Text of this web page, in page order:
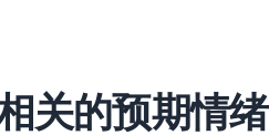
关的预期情绪